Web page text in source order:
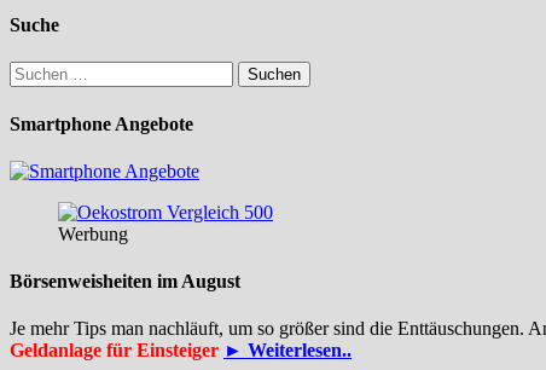
Suche
Suchen
nach:
Smartphone Angebote
Werbung
Börsenweisheiten im August
Je mehr Tips man nachläuft, um so größer sind die Enttäuschungen.
Geldanlage für Einsteiger ► Weiterlesen..